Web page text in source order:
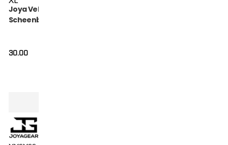
Joya Velcro
Scheenbeschermer
30.00